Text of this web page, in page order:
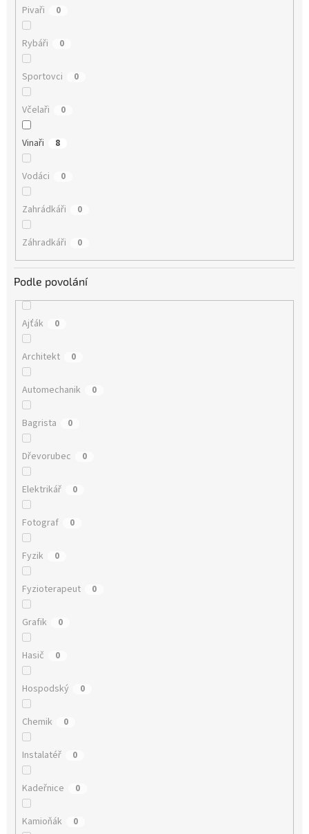
Pivaři 0
Rybáři 0
Sportovci 0
Včelaři 0
Vinaři 8
Vodáci 0
Zahrádkáři 0
Záhradkáři 0
Podle povolání
Ajťák 0
Architekt 0
Automechanik 0
Bagrista 0
Dřevorubec 0
Elektrikář 0
Fotograf 0
Fyzik 0
Fyzioterapeut 0
Grafik 0
Hasič 0
Hospodský 0
Chemik 0
Instalatéř 0
Kadeřnice 0
Kamioňák 0